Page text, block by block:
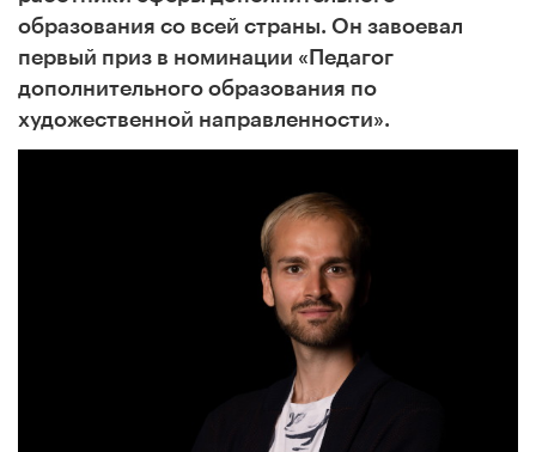
образования со всей страны. Он завоевал
первый приз в номинации «Педагог
дополнительного образования по
художественной направленности».